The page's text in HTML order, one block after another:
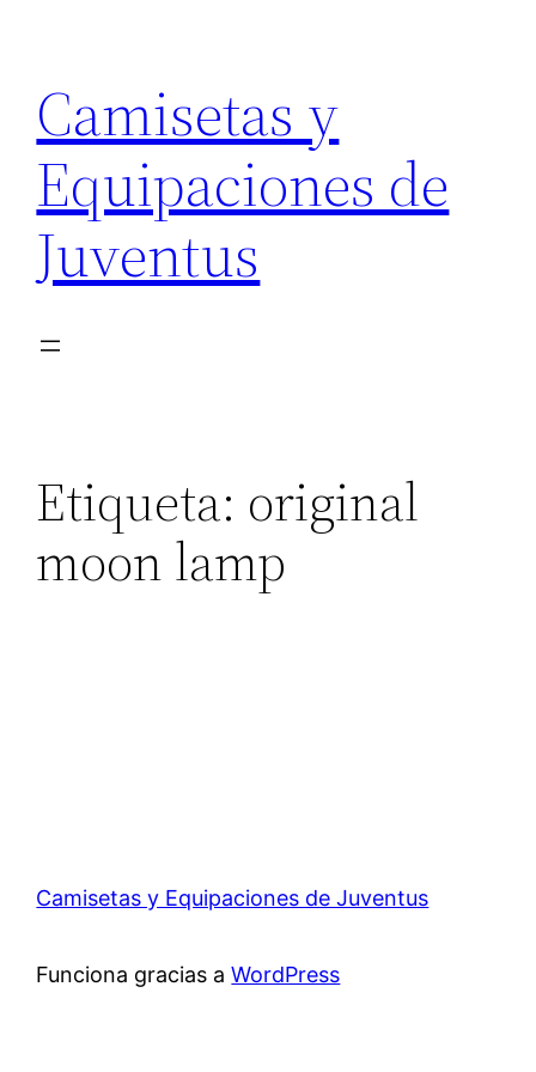
contenido
Camisetas y
Equipaciones de
Juventus
Etiqueta: original
moon lamp
Camisetas y Equipaciones de Juventus
Funciona gracias aWordPress